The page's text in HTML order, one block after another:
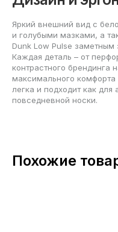
Яркий внешний вид с
и голубыми мазками, а
Dunk Low Pulse
Каждая деталь – от
контрастного брендинга
максимального
легка и подходит как для
повседневной носки.
Похожие